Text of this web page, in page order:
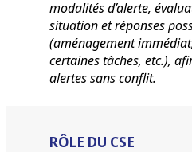
modalités d’alerte,
situation et réponses
(aménagement
certaines tâches, etc.),
alertes sans conflit.
RÔLE DU CSE